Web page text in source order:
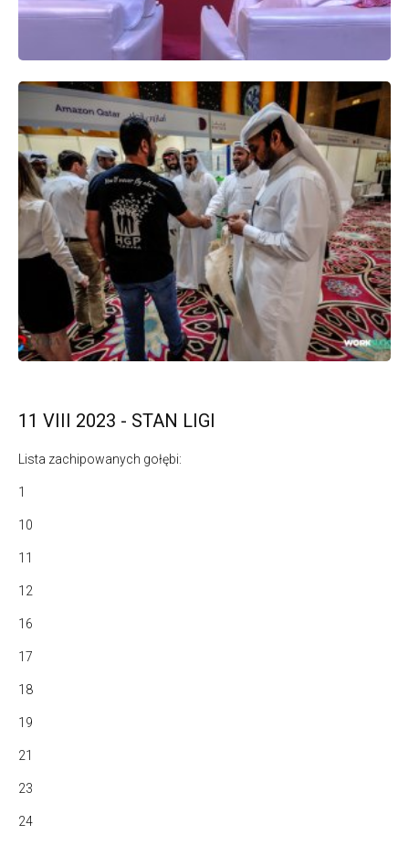
11 VIII 2023 - STAN LIGI
Lista zachipowanych gołębi:
1
10
11
12
16
17
18
19
21
23
24